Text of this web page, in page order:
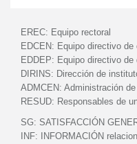
EREC: Equipo rectoral
EDCEN: Equipo directivo de
EDDEP: Equipo directivo de
DIRINS: Dirección de
ADMCEN: Administración
RESUD: Responsables de
SG: SATISFACCIÓN
INF:
INFORMACIÓN